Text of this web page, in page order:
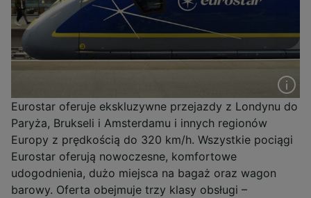
Eurostar oferuje ekskluzywne przejazdy z Londynu do
Paryża, Brukseli i Amsterdamu i innych regionów
Europy z prędkością do 320 km/h. Wszystkie pociągi
Eurostar oferują nowoczesne, komfortowe
udogodnienia, dużo miejsca na bagaż oraz wagon
barowy. Oferta obejmuje trzy klasy obsługi –